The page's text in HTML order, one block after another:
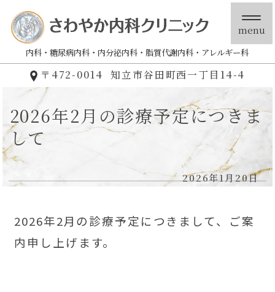
内科 糖尿病内科 内分泌内科 脂質代謝内科 アレルギー科
〒472-0014 知立市谷田町西一丁目14-4
menu
2026年2月の診療予定につきま
して
2026年1月20日
2026年2月の診療予定につきまして、ご案
内申し上げます。